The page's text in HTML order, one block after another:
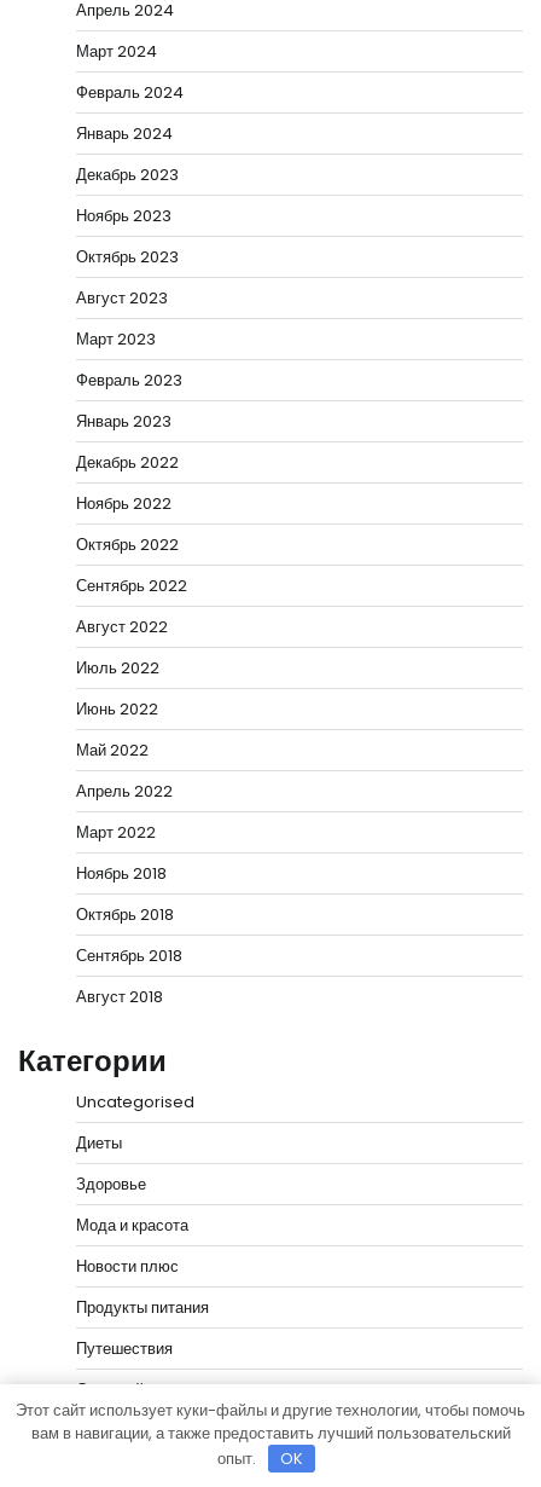
Апрель 2024
Март 2024
Февраль 2024
Январь 2024
Декабрь 2023
Ноябрь 2023
Октябрь 2023
Август 2023
Март 2023
Февраль 2023
Январь 2023
Декабрь 2022
Ноябрь 2022
Октябрь 2022
Сентябрь 2022
Август 2022
Июль 2022
Июнь 2022
Май 2022
Апрель 2022
Март 2022
Ноябрь 2018
Октябрь 2018
Сентябрь 2018
Август 2018
Категории
Uncategorised
Диеты
Здоровье
Мода и красота
Новости плюс
Продукты питания
Путешествия
Спорт и йога
Этот сайт использует куки-файлы и другие технологии, чтобы помочь
вам в навигации, а также предоставить лучший пользовательский
опыт.
OK